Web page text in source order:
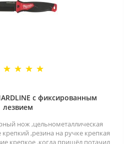
с фиксированным
лезвием
нож ,цельнометаллическая
крепкий ,резина на ручке крепкая
крепкое .когда пришёл потачил